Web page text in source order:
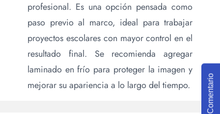
profesional. Es una opción pensada como
paso previo al marco, ideal para trabajar
proyectos escolares con mayor control en el
resultado final. Se recomienda agregar
laminado en frío para proteger la imagen y
mejorar su apariencia a lo largo del tiempo.
Comentario